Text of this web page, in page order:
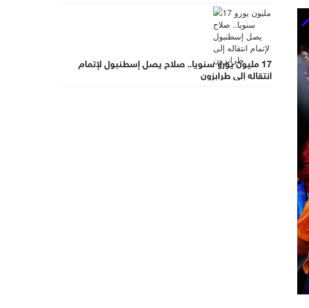
17 مليون يورو سنويا.. صلاح يصل إسطنبول لإتمام
انتقاله إلى طرابزون